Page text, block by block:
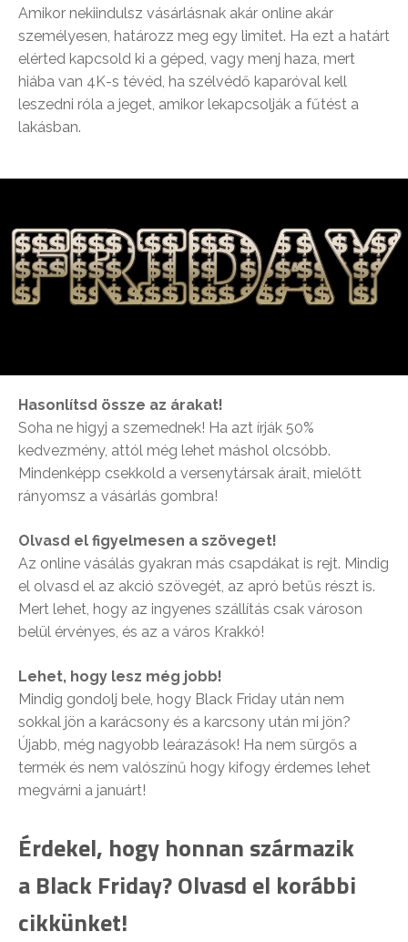
Amikor nekiindulsz vásárlásnak akár online akár
személyesen, határozz meg egy limitet. Ha ezt a határt
elérted kapcsold ki a géped, vagy menj haza, mert
hiába van 4K-s tévéd, ha szélvédő kaparóval kell
leszedni róla a jeget, amikor lekapcsolják a fűtést a
lakásban.
Hasonlítsd össze az árakat!
Soha ne higyj a szemednek! Ha azt írják 50%
kedvezmény, attól még lehet máshol olcsóbb.
Mindenképp csekkold a versenytársak árait, mielőtt
rányomsz a vásárlás gombra!
Olvasd el figyelmesen a szöveget!
Az online vásálás gyakran más csapdákat is rejt. Mindig
el olvasd el az akció szövegét, az apró betűs részt is.
Mert lehet, hogy az ingyenes szállítás csak városon
belül érvényes, és az a város Krakkó!
Lehet, hogy lesz még jobb!
Mindig gondolj bele, hogy Black Friday után nem
sokkal jön a karácsony és a karcsony után mi jön?
Újabb, még nagyobb leárazások! Ha nem sürgős a
termék és nem valószínű hogy kifogy érdemes lehet
megvárni a januárt!
Érdekel, hogy honnan származik
a Black Friday? Olvasd el korábbi
cikkünket!